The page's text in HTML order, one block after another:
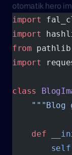
otomatik hero
import
import
from pathlib
import
class
"""Blog
    def
        self